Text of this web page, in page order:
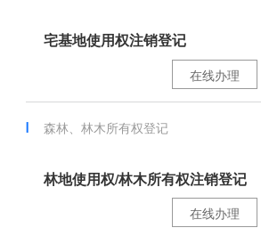
宅基地使用权注销登记
在线办理
森林、林木所有权登记
林地使用权/林木所有权注销登记
在线办理